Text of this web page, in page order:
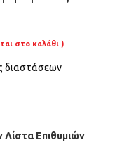
στο καλάθι )
διαστάσεων
Επιθυμιών